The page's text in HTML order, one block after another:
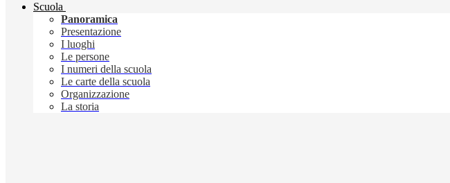
Scuola
Panoramica
Presentazione
I luoghi
Le persone
I numeri della scuola
Le carte della scuola
Organizzazione
La storia